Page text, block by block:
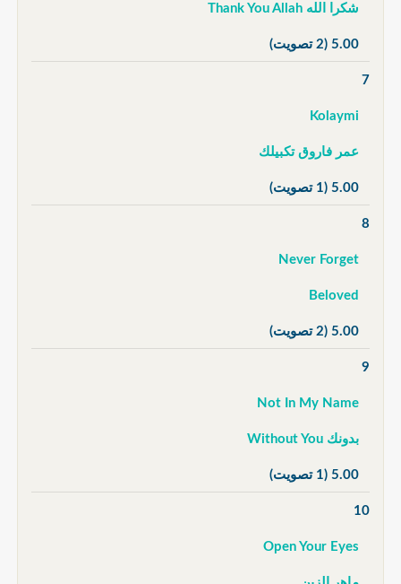
شكرا الله Thank You Allah
5.00 (2 تصويت)
7
Kolaymi
عمر فاروق تكبيلك
5.00 (1 تصويت)
8
Never Forget
Beloved
5.00 (2 تصويت)
9
Not In My Name
بدونك Without You
5.00 (1 تصويت)
10
Open Your Eyes